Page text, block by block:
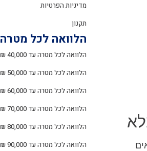
מדיניות הפרטיות
תקנון
הלוואה לכל מטרה
הלוואה לכל מטרה עד 40,000 ₪
הלוואה לכל מטרה עד 50,000 ₪
הלוואה לכל מטרה עד 60,000 ₪
הלוואה לכל מטרה עד 70,000 ₪
הלוואה לכל מטרה עד 80,000 ₪
הלוואה לכל מטרה עד 90,000 ₪